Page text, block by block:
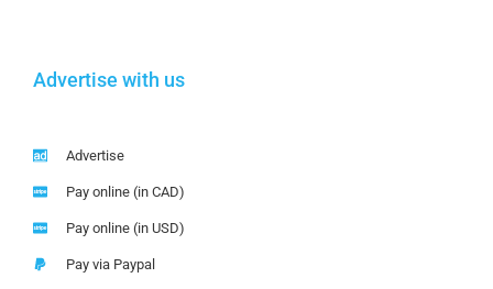
Advertise with us
Advertise
Pay online (in CAD)
Pay online (in USD)
Pay via Paypal